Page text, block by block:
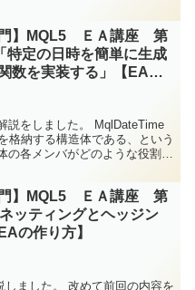
門】MQL5 ＥＡ講座 第
特定の日時を簡単に生成
数を実装する」【EAの
説をしました。 MqlDateTime
格納する構造体である、という
各メンバがどのような役割を
門】MQL5 ＥＡ講座 第
ッティングとヘッジン
の作り方】
ました。 改めて前回の内容を